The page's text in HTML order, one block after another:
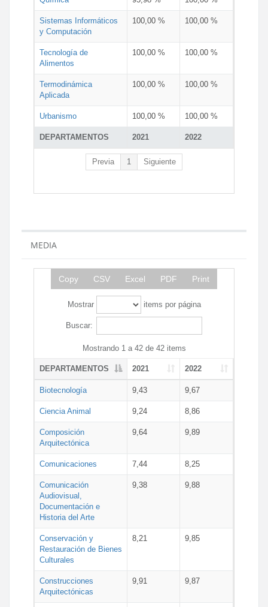
DEPARTAMENTOS 2021 2022
Sistemas Informáticos
y Computación
100,00 % 100,00 %
Tecnología de
Alimentos
100,00 % 100,00 %
Termodinámica
Aplicada
100,00 % 100,00 %
Urbanismo 100,00 % 100,00 %
Previa 1 Siguiente
MEDIA
Copy CSV Excel PDF Print
Mostrar items por página
Buscar:
Mostrando 1 a 42 de 42 items
DEPARTAMENTOS 2021 2022
Biotecnología 9,43 9,67
Ciencia Animal 9,24 8,86
Composición
Arquitectónica
9,64 9,89
Comunicaciones 7,44 8,25
Comunicación
Audiovisual,
Documentación e
Historia del Arte
9,38 9,88
Conservación y
Restauración de Bienes
Culturales
8,21 9,85
Construcciones
Arquitectónicas
9,91 9,87